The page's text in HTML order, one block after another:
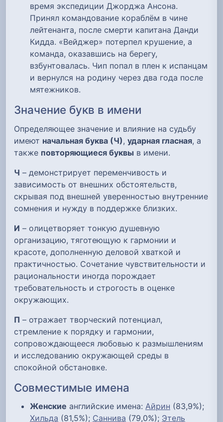
время экспедиции Джорджа Ансона.
Принял командование кораблём в чине
лейтенанта, после смерти капитана Данди
Кидда. «Вейджер» потерпел крушение, а
команда, оказавшись на берегу,
взбунтовалась. Чип попал в плен к испанцам
и вернулся на родину через два года после
мятежников.
Значение букв в имени
Определяющее значение и влияние на судьбу
имеют начальная буква (Ч), ударная гласная, а
также повторяющиеся буквы в имени.
Ч – демонстрирует переменчивость и
зависимость от внешних обстоятельств,
скрывая под внешней уверенностью внутренние
сомнения и нужду в поддержке близких.
И – олицетворяет тонкую душевную
организацию, тяготеющую к гармонии и
красоте, дополненную деловой хваткой и
практичностью. Сочетание чувствительности и
рациональности иногда порождает
требовательность и строгость в оценке
окружающих.
П – отражает творческий потенциал,
стремление к порядку и гармонии,
сопровождающееся любовью к размышлениям
и исследованию окружающей среды в
спокойной обстановке.
Совместимые имена
Женские английские имена: Айрин (83,9%);
Хильда (81,5%); Саннива (79,0%); Этель